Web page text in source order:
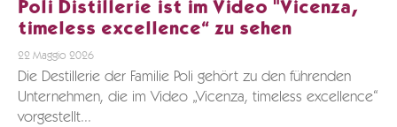
Poli Distillerie ist im Video "Vicenza,
timeless excellence“ zu sehen
22 Maggio 2026
Die Destillerie der Familie Poli gehört zu den führenden
Unternehmen, die im Video „Vicenza, timeless excellence“
vorgestellt...